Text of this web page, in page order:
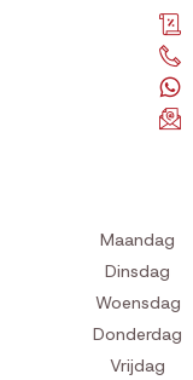
Maandag
Dinsdag
Woensdag
Donderdag
Vrijdag